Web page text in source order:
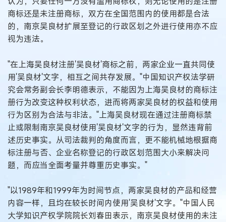
商标还是未注册商标，双方在全国范围内的使用都是合法
的，南京吴良材扩展至登记的行政区划之外进行使用亦不应
视为违法。
"在上海吴良材注册'吴良材'商标之前，两家企业一直共同使
用'吴良材'文字，相互之间共存发展。"中国知识产权法学研
究会常务副会长李明德表示，不能因为上海吴良材的商标注
册行为改变这种权利状态，进而将两家吴良材的权益和使用
行为区别为合法与非法。"上海吴良材现在通过注册商标禁
止或限制南京吴良材使用'吴良材'文字的行为，显然违背前
述历史事实。从司法裁判的角度而言，更不能机械地根据商
标注册与否、企业名称登记的行政区划范围大小来解决问
题，而应当全面考量并尊重历史事实。"
"以1989年和1999年为时间节点，两家吴良材的产品和经营
内容一样，且均在较长时间内使用'吴良材'文字。"中国人民
大学知识产权学院院长刘春田表示，南京吴良材使用的未注